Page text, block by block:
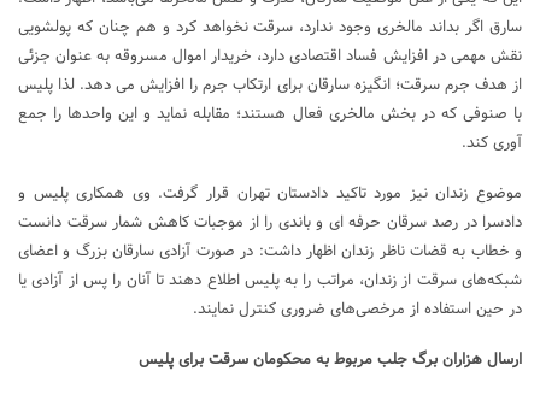
سارق اگر بداند مالخری وجود ندارد، سرقت نخواهد کرد و هم چنان که پول­شویی
نقش مهمی در افزایش فساد اقتصادی دارد، خریدار اموال مسروقه به عنوان جزئی
از هدف جرم سرقت؛ انگیزه سارقان برای ارتکاب جرم را افزایش می دهد. لذا پلیس
با صنوفی که در بخش مالخری فعال هستند؛ مقابله نماید و این واحدها را جمع
آوری کند.
موضوع زندان نیز مورد تاکید دادستان تهران قرار گرفت. وی همکاری پلیس و
دادسرا در رصد سرقان حرفه ای و باندی را از موجبات کاهش شمار سرقت دانست
و خطاب به قضات ناظر زندان اظهار داشت: در صورت آزادی سارقان بزرگ و اعضای
شبکه‌های سرقت از زندان، مراتب را به پلیس اطلاع دهند تا آنان را پس از آزادی یا
در حین استفاده از مرخصی‌های ضروری کنترل نمایند.
ارسال هزاران برگ جلب مربوط به محکومان سرقت برای پلیس